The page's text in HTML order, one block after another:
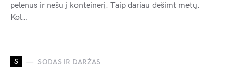
pelenus ir nešu į konteinerį. Taip dariau dešimt metų.
Kol…
S SODAS IR DARŽAS